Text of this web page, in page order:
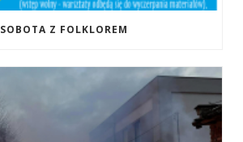
SOBOTA Z FOLKLOREM